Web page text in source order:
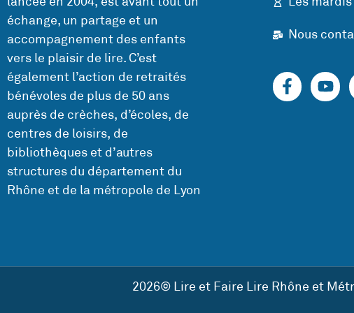
échange, un partage et un
accompagnement des enfants
vers le plaisir de lire. C’est
également l’action de retraités
bénévoles de plus de 50 ans
auprès de crèches, d’écoles, de
centres de loisirs, de
bibliothèques et d’autres
structures du département du
Rhône et de la métropole de Lyon
Nous
2026© Lire et Faire Lire Rhône et